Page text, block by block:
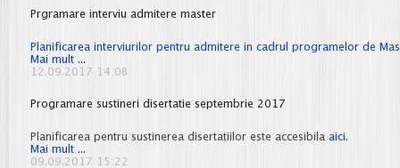
Prgramare interviu admitere master
Planificarea interviurilor pentru admitere in cadrul programelor de
Mai mult ...
interviu
12.09.2017 14:08
Programare sustineri disertatie septembrie 2017
Planificarea pentru sustinerea disertatiilor este accesibila aici.
Mai mult ...
sustineri
09.09.2017 15:22